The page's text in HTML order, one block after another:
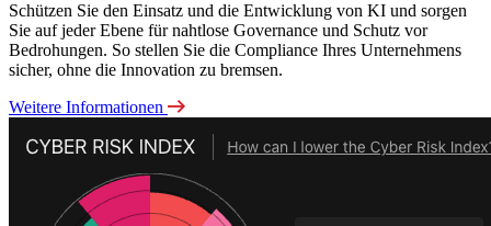
Schützen Sie den Einsatz und die Entwicklung von KI und sorgen
Sie auf jeder Ebene für nahtlose Governance und Schutz vor
Bedrohungen. So stellen Sie die Compliance Ihres Unternehmens
sicher, ohne die Innovation zu bremsen.
Weitere Informationen